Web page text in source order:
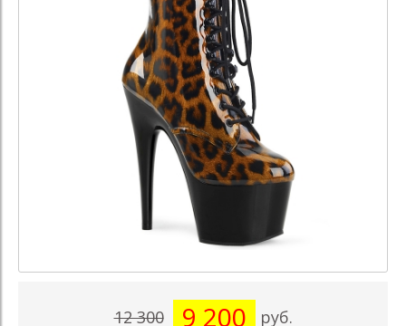
12 300 9 200 руб.